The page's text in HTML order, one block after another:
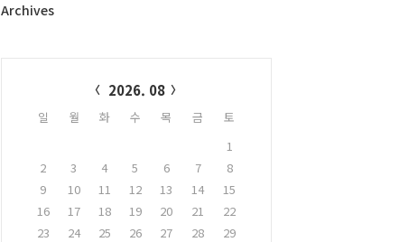
플
Archives
2026. 08
일 월 화 수 목 금
토
1
2
3 4 5 6 7
8
9
10 11 12 13 14
15
16
17 18 19 20 21
22
23
24 25 26 27 28
29